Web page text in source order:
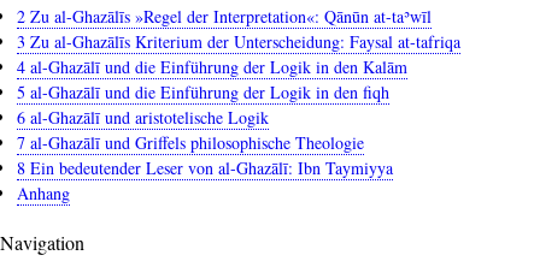
2 Zu al-Ghazālīs »Regel der Interpretation«: Qānūn at-taʾwīl
3 Zu al-Ghazālīs Kriterium der Unterscheidung: Faysal at-tafriqa
4 al-Ghazālī und die Einführung der Logik in den Kalām
5 al-Ghazālī und die Einführung der Logik in den fiqh
6 al-Ghazālī und aristotelische Logik
7 al-Ghazālī und Griffels philosophische Theologie
8 Ein bedeutender Leser von al-Ghazālī: Ibn Taymiyya
Anhang
Navigation